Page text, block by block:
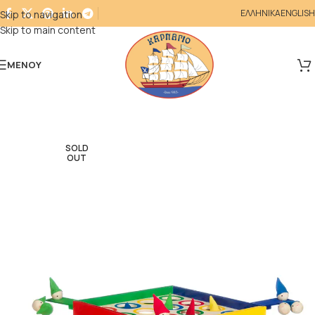
Skip to navigation
Skip to main content
ΕΛΛΗΝΙΚΑENGLISH
ΜΕΝΟΎ
SOLD
OUT